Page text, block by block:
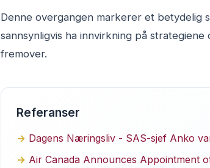
Denne overgangen markerer et betydelig
sannsynligvis ha innvirkning på
fremover.
Referanser
Dagens Næringsliv - SAS-sjef Anko
Air Canada Announces Appointment